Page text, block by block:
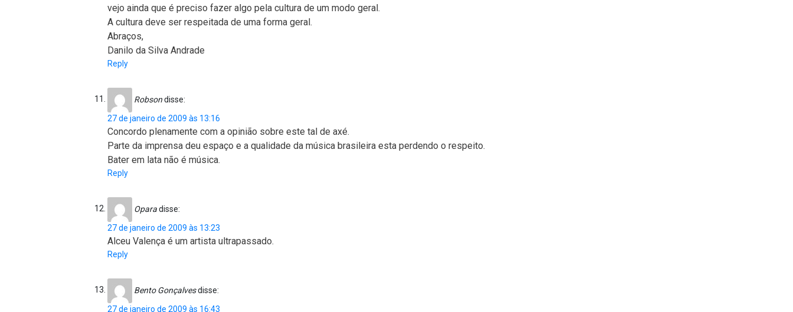
vejo ainda que é preciso fazer algo pela cultura de um modo geral.
A cultura deve ser respeitada de uma forma geral.
Abraços,
Danilo da Silva Andrade
Reply
Robsondisse:
27 de janeiro de 2009 às 13:16
Concordo plenamente com a opinião sobre este tal de axé.
Parte da imprensa deu espaço e a qualidade da música brasileira esta perdendo o respeito.
Bater em lata não é música.
Reply
Oparadisse:
27 de janeiro de 2009 às 13:23
Alceu Valença é um artista ultrapassado.
Reply
Bento Gonçalvesdisse:
27 de janeiro de 2009 às 16:43